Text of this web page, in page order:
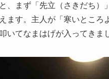
、まず「先立（さきだち）
す。主人が「寒いところ
いてなまはげが入ってきま